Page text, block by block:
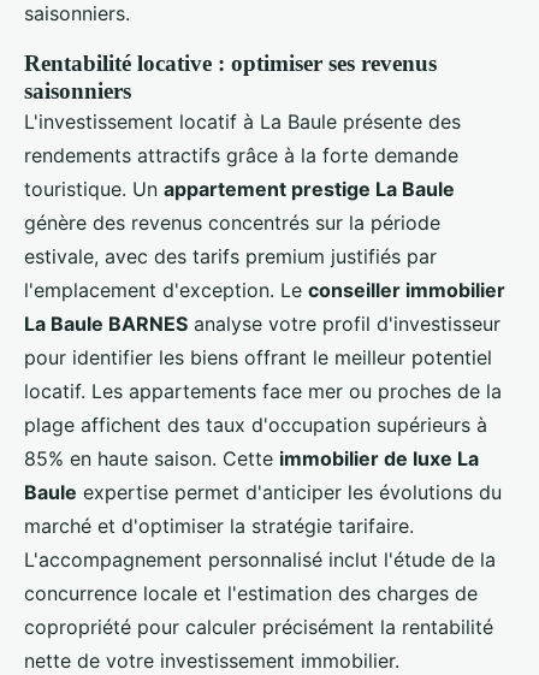
saisonniers.
Rentabilité locative : optimiser ses revenus
saisonniers
L'investissement locatif à La Baule présente des
rendements attractifs grâce à la forte demande
touristique. Un appartement prestige La Baule
génère des revenus concentrés sur la période
estivale, avec des tarifs premium justifiés par
l'emplacement d'exception. Le conseiller immobilier
La Baule BARNES analyse votre profil d'investisseur
pour identifier les biens offrant le meilleur potentiel
locatif. Les appartements face mer ou proches de la
plage affichent des taux d'occupation supérieurs à
85% en haute saison. Cette immobilier de luxe La
Baule expertise permet d'anticiper les évolutions du
marché et d'optimiser la stratégie tarifaire.
L'accompagnement personnalisé inclut l'étude de la
concurrence locale et l'estimation des charges de
copropriété pour calculer précisément la rentabilité
nette de votre investissement immobilier.